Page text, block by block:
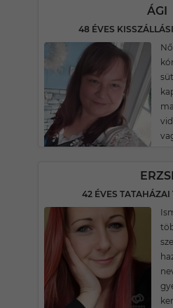
ÁGI
48 ÉVES
ERZSI
42 ÉVES TATAHÁZAI